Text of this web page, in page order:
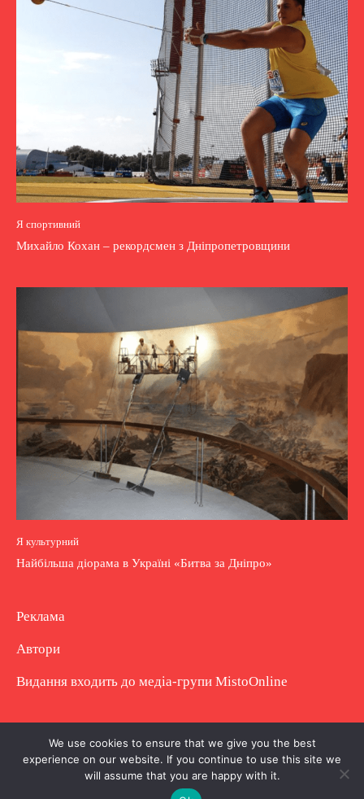
Я спортивний
Михайло Кохан – рекордсмен з Дніпропетровщини
Я культурний
Найбільша діорама в Україні «Битва за Дніпро»
Реклама
Автори
Видання входить до медіа-групи MistoOnline
Copyright © Повне використання матеріалу
заборонено. Частково можна з гіперпосиланням.
We use cookies to ensure that we give you the best
experience on our website. If you continue to use this site we
will assume that you are happy with it.